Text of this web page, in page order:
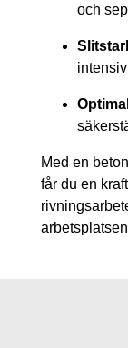
och
Med en
får du en